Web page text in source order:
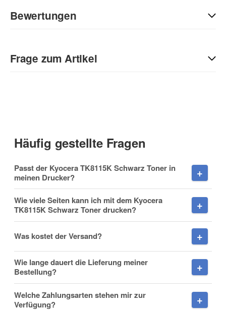
Bewertungen
Sie Anderen bei der Kaufentscheidung:
Frage zum Artikel
Nachname
Firma
Häufig gestellte Fragen
Passt der Kyocera TK8115K Schwarz Toner in
meinen Drucker?
Wie viele Seiten kann ich mit dem Kyocera
TK8115K Schwarz Toner drucken?
Was kostet der Versand?
Wie lange dauert die Lieferung meiner
Bestellung?
Welche Zahlungsarten stehen mir zur
Verfügung?